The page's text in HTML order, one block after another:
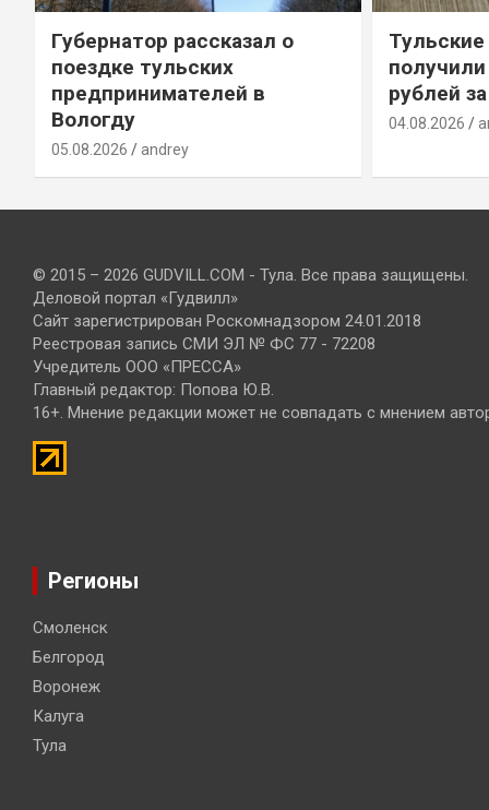
Губернатор рассказал о
поездке тульских
предпринимателей в
Вологду
05.08.2026 andrey
рублей
04.08.2026
© 2015 – 2026 GUDVILL.COM - Тула. Все права защищены.
Деловой портал «Гудвилл»
Сайт зарегистрирован Роскомнадзором 24.01.2018
Реестровая запись СМИ ЭЛ № ФС 77 - 72208
Учредитель ООО «ПРЕССА»
Главный редактор: Попова Ю.В.
16+. Мнение редакции может не совпадать с мнением
Регионы
Смоленск
Белгород
Воронеж
Калуга
Тула